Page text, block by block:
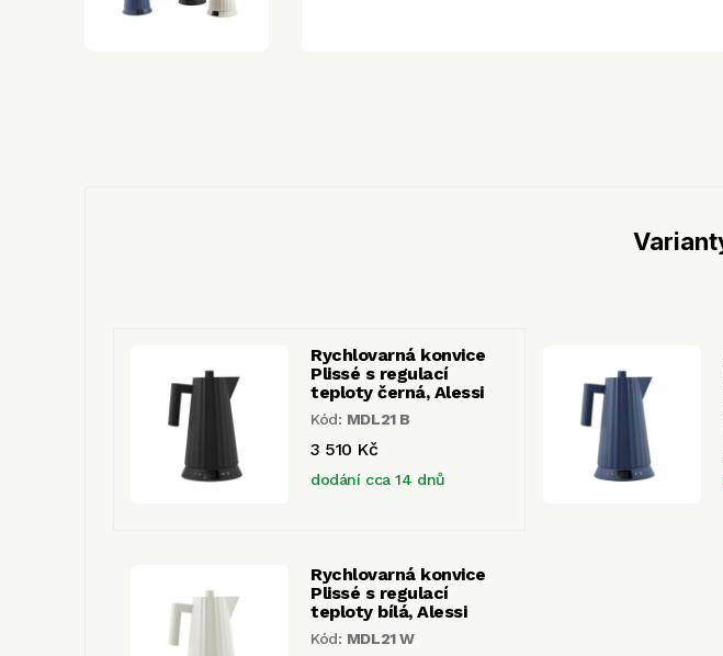
Rychlovarná konvice
Plissé s regulací
teploty černá, Alessi
Kód: MDL21 B
3 510 Kč
dodání cca 14 dnů
Rychlovarná konvice
Plissé s regulací
teploty bílá, Alessi
Kód: MDL21 W